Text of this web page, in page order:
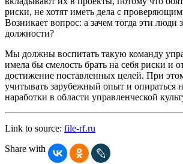
риски, не хотят иметь дела с
Возникает вопрос: а зачем тогда эти люди
должности?
Мы должны воспитать такую команду
имела бы смелость брать на себя риски и
достижение поставленных целей. При
учитывать зарубежный опыт и опираться
наработки в области управленческой
Link to source: file-rf.ru
Share with